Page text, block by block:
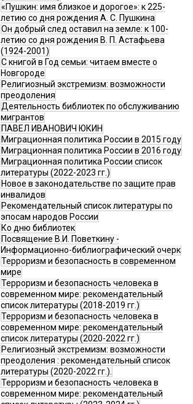
«Пушкин: имя близкое и дорогое»: к 225-
летию со дня рождения А. С. Пушкина
Он добрый след оставил на земле: к 100-
летию со дня рождения В. П. Астафьева
(1924-2001)
С книгой в Год семьи: читаем вместе о
Новгороде
Религиозный экстремизм: возможности
преодоления
Деятельность библиотек по обслуживанию
мигрантов
ПАВЕЛ ИВАНОВИЧ ЮКИН
Миграционная политика России в 2015 году
Миграционная политика России в 2016 году
Миграционная политика России список
литературы (2022-2023 гг.)
Новое в законодательстве по защите прав
инвалидов
Рекомендательный список литературы по
эпосам народов России
Ко дню библиотек
Посвящение В.И. Поветкину -
Информационно-библиографический очерк
Терроризм и безопасность в современном
мире
Терроризм и безопасность человека в
современном мире: рекомендательный
список литературы (2018-2019 гг.)
Терроризм и безопасность человека в
современном мире: рекомендательный
список литературы (2020-2022 гг.)
Религиозный экстремизм: возможности
преодоления : рекомендательный список
литературы (2020-2022 гг.).
Терроризм и безопасность человека в
современном мире: рекомендательный